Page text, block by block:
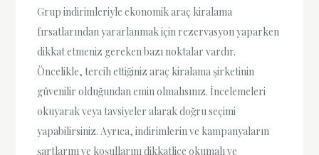
Grup indirimleriyle ekonomik araç kiralama
fırsatlarından yararlanmak için rezervasyon yaparken
dikkat etmeniz gereken bazı noktalar vardır.
Öncelikle, tercih ettiğiniz araç kiralama şirketinin
güvenilir olduğundan emin olmalısınız. İncelemeleri
okuyarak veya tavsiyeler alarak doğru seçimi
yapabilirsiniz. Ayrıca, indirimlerin ve kampanyaların
şartlarını ve koşullarını dikkatlice okumalı ve